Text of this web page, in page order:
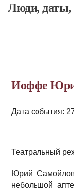
Люди, даты,
Иоффе
Дата события:
Театральный
Юрий
небольшой